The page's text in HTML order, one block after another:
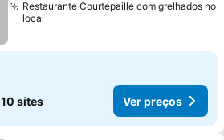
Restaurante Courtepaille com grelhados no
local
10 sites Ver preços